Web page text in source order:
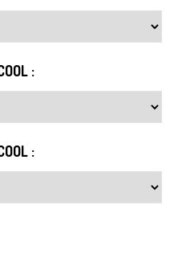
:
: